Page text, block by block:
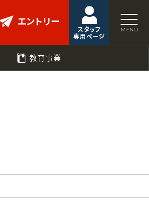
エントリー
スタッフ
専用ページ
教育事業